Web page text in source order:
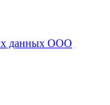
данных ООО